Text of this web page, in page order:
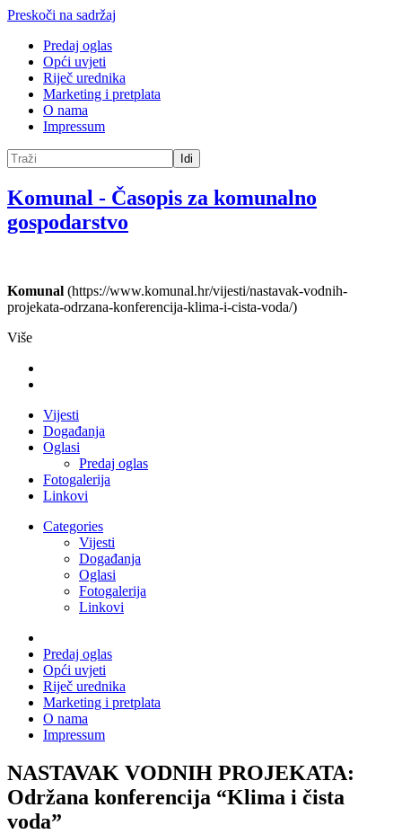
Preskoči na sadržaj
Predaj oglas
Opći uvjeti
Riječ urednika
Marketing i pretplata
O nama
Impressum
Idi
Komunal - Časopis za komunalno
gospodarstvo
Komunal (https://www.komunal.hr/vijesti/nastavak-vodnih-
projekata-odrzana-konferencija-klima-i-cista-voda/)
Više
Vijesti
Događanja
Oglasi
Predaj oglas
Fotogalerija
Linkovi
Categories
Vijesti
Događanja
Oglasi
Fotogalerija
Linkovi
Predaj oglas
Opći uvjeti
Riječ urednika
Marketing i pretplata
O nama
Impressum
NASTAVAK VODNIH PROJEKATA:
Održana konferencija “Klima i čista
voda”